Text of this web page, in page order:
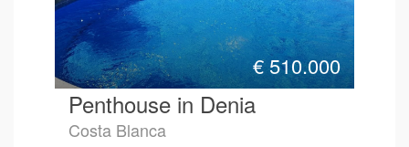
€ 510.000
Penthouse in Denia
Costa Blanca